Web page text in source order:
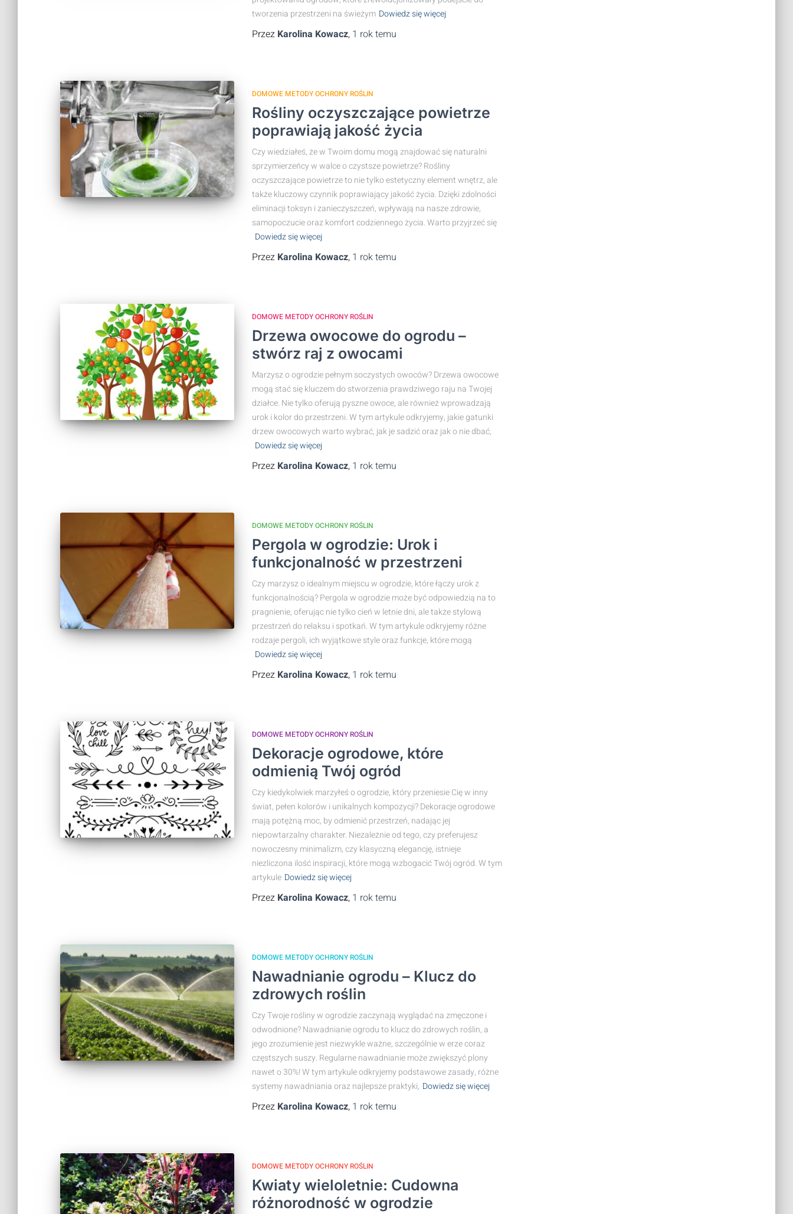
tworzenia przestrzeni na świeżym Dowiedz się więcej
Przez Karolina Kowacz, 1 roktemu
DOMOWE METODY OCHRONY ROŚLIN
Rośliny oczyszczające powietrze
poprawiają jakość życia
Czy wiedziałeś, że w Twoim domu mogą znajdować się naturalni
sprzymierzeńcy w walce o czystsze powietrze? Rośliny
oczyszczające powietrze to nie tylko estetyczny element wnętrz, ale
także kluczowy czynnik poprawiający jakość życia. Dzięki zdolności
eliminacji toksyn i zanieczyszczeń, wpływają na nasze zdrowie,
samopoczucie oraz komfort codziennego życia. Warto przyjrzeć się
Dowiedz się więcej
Przez Karolina Kowacz, 1 roktemu
DOMOWE METODY OCHRONY ROŚLIN
Drzewa owocowe do ogrodu –
stwórz raj z owocami
Marzysz o ogrodzie pełnym soczystych owoców? Drzewa owocowe
mogą stać się kluczem do stworzenia prawdziwego raju na Twojej
działce. Nie tylko oferują pyszne owoce, ale również wprowadzają
urok i kolor do przestrzeni. W tym artykule odkryjemy, jakie gatunki
drzew owocowych warto wybrać, jak je sadzić oraz jak o nie dbać,
Dowiedz się więcej
Przez Karolina Kowacz, 1 roktemu
DOMOWE METODY OCHRONY ROŚLIN
Pergola w ogrodzie: Urok i
funkcjonalność w przestrzeni
Czy marzysz o idealnym miejscu w ogrodzie, które łączy urok z
funkcjonalnością? Pergola w ogrodzie może być odpowiedzią na to
pragnienie, oferując nie tylko cień w letnie dni, ale także stylową
przestrzeń do relaksu i spotkań. W tym artykule odkryjemy różne
rodzaje pergoli, ich wyjątkowe style oraz funkcje, które mogą
Dowiedz się więcej
Przez Karolina Kowacz, 1 roktemu
DOMOWE METODY OCHRONY ROŚLIN
Dekoracje ogrodowe, które
odmienią Twój ogród
Czy kiedykolwiek marzyłeś o ogrodzie, który przeniesie Cię w inny
świat, pełen kolorów i unikalnych kompozycji? Dekoracje ogrodowe
mają potężną moc, by odmienić przestrzeń, nadając jej
niepowtarzalny charakter. Niezależnie od tego, czy preferujesz
nowoczesny minimalizm, czy klasyczną elegancję, istnieje
niezliczona ilość inspiracji, które mogą wzbogacić Twój ogród. W tym
artykule Dowiedz się więcej
Przez Karolina Kowacz, 1 roktemu
DOMOWE METODY OCHRONY ROŚLIN
Nawadnianie ogrodu – Klucz do
zdrowych roślin
Czy Twoje rośliny w ogrodzie zaczynają wyglądać na zmęczone i
odwodnione? Nawadnianie ogrodu to klucz do zdrowych roślin, a
jego zrozumienie jest niezwykle ważne, szczególnie w erze coraz
częstszych suszy. Regularne nawadnianie może zwiększyć plony
nawet o 30%! W tym artykule odkryjemy podstawowe zasady, różne
systemy nawadniania oraz najlepsze praktyki, Dowiedz się więcej
Przez Karolina Kowacz, 1 roktemu
DOMOWE METODY OCHRONY ROŚLIN
Kwiaty wieloletnie: Cudowna
różnorodność w ogrodzie